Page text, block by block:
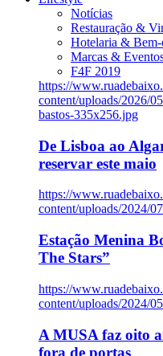
Notícias
Restauração &
Hotelaria & Bem-
Marcas &
F4F 2019
https://
content/uploads/2026/
bastos-335x256.jpg
De Lisboa ao
reservar este maio
https://
content/uploads/2024/
Estação Menina
The Stars”
https://
content/uploads/2024/
A MUSA faz oito
fora de portas